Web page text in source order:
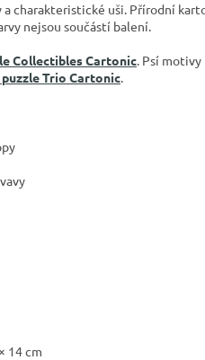
charakteristické uši. Přírodní
nejsou součástí balení.
Collectibles Cartonic. Psí
puzzle Trio Cartonic.
14 cm